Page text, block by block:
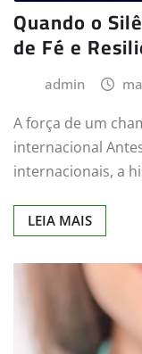
Quando o
de Fé e
admin
A força de um
internacional
internacionais, a
LEIA MAIS